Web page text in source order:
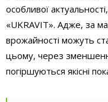
особливої
«UKRAVIT». Адже, за
врожайності можуть
цьому, через
погіршуються якісні